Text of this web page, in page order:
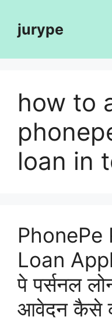
contentjurype
how to
loan in
PhonePe
Loan
पे पर्सनल
आवेदन कैसे